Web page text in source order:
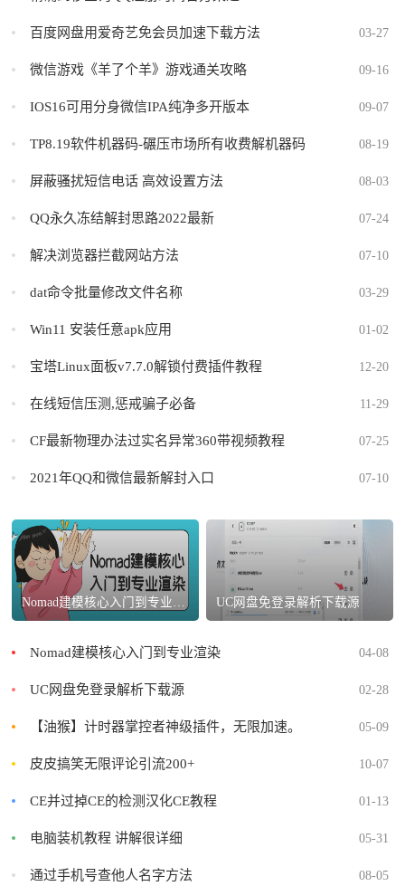
百度网盘用爱奇艺免会员加速下载方法 03-27
微信游戏《羊了个羊》游戏通关攻略 09-16
IOS16可用分身微信IPA纯净多开版本 09-07
TP8.19软件机器码-碾压市场所有收费解机器码 08-19
屏蔽骚扰短信电话 高效设置方法 08-03
QQ永久冻结解封思路2022最新 07-24
解决浏览器拦截网站方法 07-10
dat命令批量修改文件名称 03-29
Win11 安装任意apk应用 01-02
宝塔Linux面板v7.7.0解锁付费插件教程 12-20
在线短信压测,惩戒骗子必备 11-29
CF最新物理办法过实名异常360带视频教程 07-25
2021年QQ和微信最新解封入口 07-10
Nomad建模核心入门到专业渲染 UC网盘免登录解析下载源
Nomad建模核心入门到专业渲染 04-08
UC网盘免登录解析下载源 02-28
【油猴】计时器掌控者神级插件，无限加速。 05-09
皮皮搞笑无限评论引流200+ 10-07
CE并过掉CE的检测汉化CE教程 01-13
电脑装机教程 讲解很详细 05-31
通过手机号查他人名字方法 08-05